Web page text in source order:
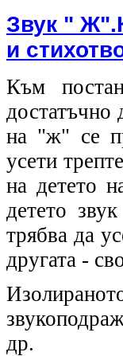
Звук "
и
Към
достатъчно
на "ж" се
усети
на детето
детето
трябва да
другата -
др.